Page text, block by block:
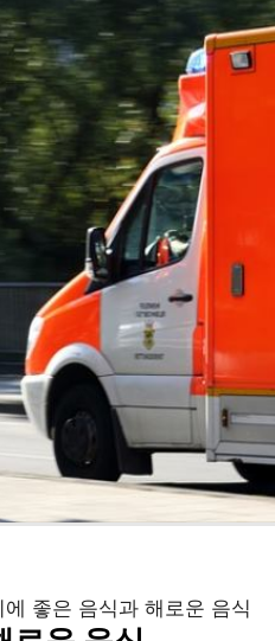
에 좋은 음식과 해로운 음식